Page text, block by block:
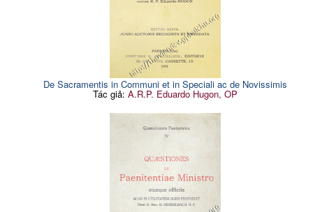
De Sacramentis in Communi et in Speciali ac de Novissimis
Tác giả: A.R.P. Eduardo Hugon, OP